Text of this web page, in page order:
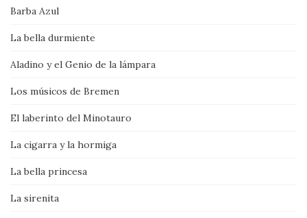
Barba Azul
La bella durmiente
Aladino y el Genio de la lámpara
Los músicos de Bremen
El laberinto del Minotauro
La cigarra y la hormiga
La bella princesa
La sirenita